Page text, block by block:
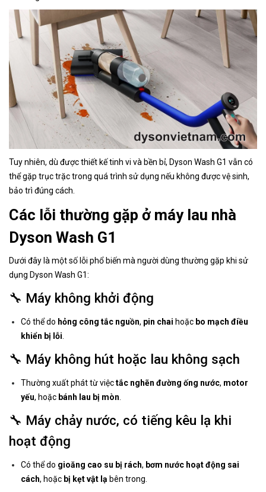
Tuy nhiên, dù được thiết kế tinh vi và bền bỉ, Dyson Wash G1 vẫn có
thể gặp trục trặc trong quá trình sử dụng nếu không được vệ sinh,
bảo trì đúng cách.
Các lỗi thường gặp ở máy lau nhà
Dyson Wash G1
Dưới đây là một số lỗi phổ biến mà người dùng thường gặp khi sử
dụng Dyson Wash G1:
🔧 Máy không khởi động
Có thể do hỏng công tắc nguồn, pin chai hoặc bo mạch điều
khiển bị lỗi
🔧 Máy không hút hoặc lau không sạch
Thường xuất phát từ việctắc nghẽn đường ống nước, motor
yếu, hoặc bánh lau bị mòn
🔧 Máy chảy nước, có tiếng kêu lạ khi
hoạt động
Có thể do gioăng cao su bị rách, bơm nước hoạt động sai
cách, hoặc bị kẹt vật lạ bên trong.